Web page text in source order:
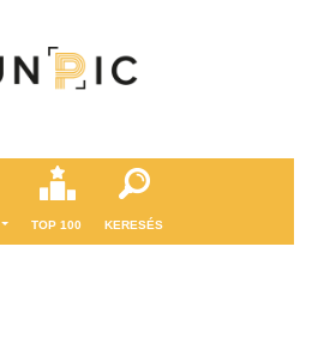
TOP 100 KERESÉS